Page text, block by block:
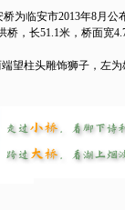
为临安市2013年8月公
，长51.1米，桥面宽
望柱头雕饰狮子，左